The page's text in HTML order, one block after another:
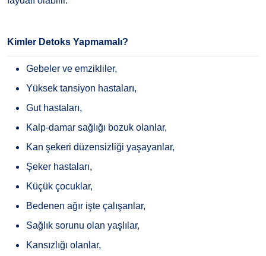
Kimler Detoks Yapmamalı?
Gebeler ve emzikliler,
Yüksek tansiyon hastaları,
Gut hastaları,
Kalp-damar sağlığı bozuk olanlar,
Kan şekeri düzensizliği yaşayanlar,
Şeker hastaları,
Küçük çocuklar,
Bedenen ağır işte çalışanlar,
Sağlık sorunu olan yaşlılar,
Kansızlığı olanlar,